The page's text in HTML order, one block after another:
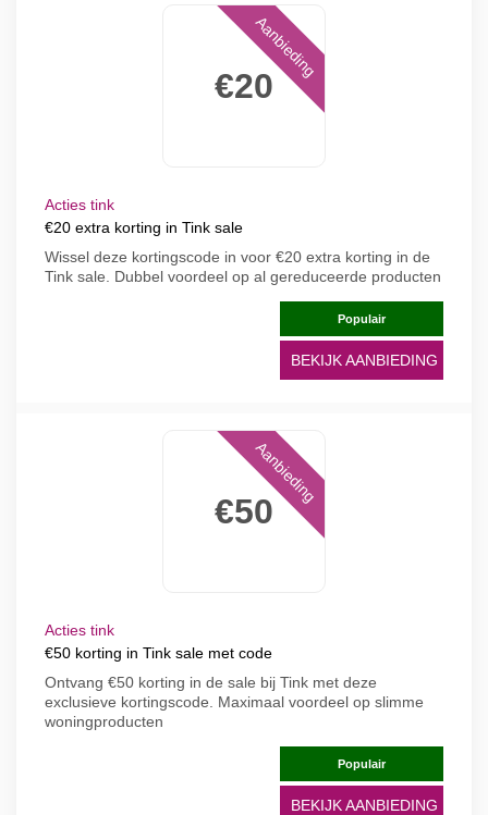
€20
Aanbieding
Acties tink
€20 extra korting in Tink sale
Wissel deze kortingscode in voor €20 extra korting in de
Tink sale. Dubbel voordeel op al gereduceerde producten
Populair
BEKIJK AANBIEDING
€50
Aanbieding
Acties tink
€50 korting in Tink sale met code
Ontvang €50 korting in de sale bij Tink met deze
exclusieve kortingscode. Maximaal voordeel op slimme
woningproducten
Populair
BEKIJK AANBIEDING